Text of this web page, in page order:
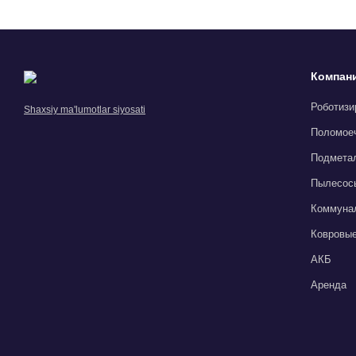
Shaxsiy ma'lumotlar siyosati
АКБ
Аренда